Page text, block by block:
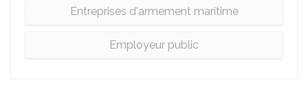
Entreprises d'armement maritime
Employeur public